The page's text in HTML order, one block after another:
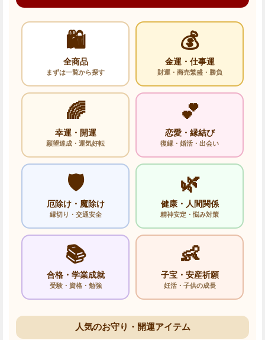
🛍️
全商品
まずは一覧から探す
💰
金運・仕事運
財運・商売繁盛・勝負
🌈
幸運・開運
願望達成・運気好転
💕
恋愛・縁結び
復縁・婚活・出会い
🛡️
厄除け・魔除け
縁切り・交通安全
🌿
健康・人間関係
精神安定・悩み対策
📚
合格・学業成就
受験・資格・勉強
👶
子宝・安産祈願
妊活・子供の成長
人気のお守り・開運アイテム